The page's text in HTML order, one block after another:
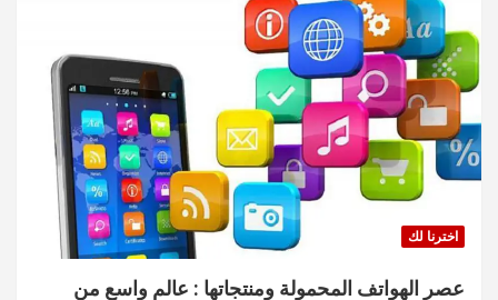
اخترنا لك
عصر الهواتف المحمولة ومنتجاتها : عالم واسع من